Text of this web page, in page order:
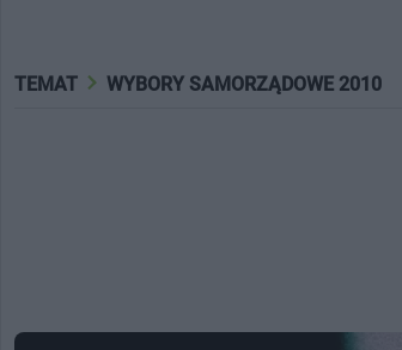
TEMAT WYBORY SAMORZĄDOWE 2010